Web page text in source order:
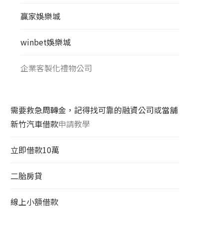
贏家娛樂城
winbet娛樂城
企業客製化禮物公司
需要救急周轉金，記得找可靠的融資公司或當舖
新竹汽車借款申請教學
立即借款10萬
二胎房貸
線上小額借款